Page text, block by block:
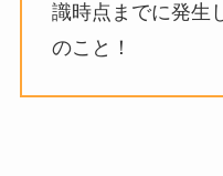
識時点までに発生
のこと！